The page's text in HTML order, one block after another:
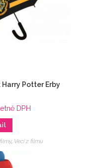
Potter Erby
DPH
, Veci z filmu